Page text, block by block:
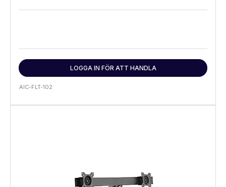
LOGGA IN FÖR ATT HANDLA
AIC-FLT-102